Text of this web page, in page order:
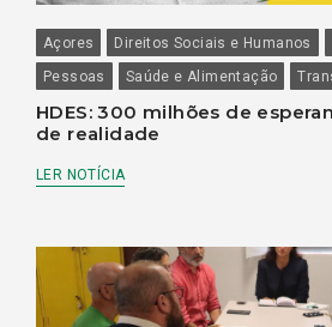
Açores Direitos Sociais e Humanos
Pessoas
Saúde e Alimentação
HDES: 300 milhões de
de realidade
LER NOTÍCIA